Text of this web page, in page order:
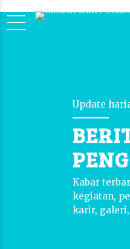
Update
Kabar
kegiatan,
karir,